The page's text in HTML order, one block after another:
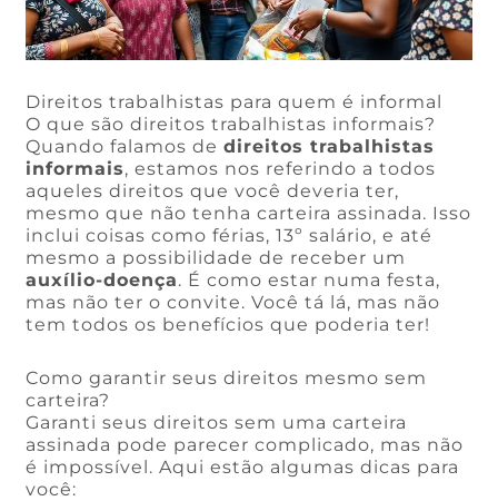
Direitos trabalhistas para quem é informal
O que são direitos trabalhistas informais?
Quando falamos dedireitos trabalhistas
informais, estamos nos referindo a todos
aqueles direitos que você deveria ter,
mesmo que não tenha carteira assinada. Isso
inclui coisas como férias, 13º salário, e até
mesmo a possibilidade de receber um
auxílio-doença. É como estar numa festa,
mas não ter o convite. Você tá lá, mas não
tem todos os benefícios que poderia ter!
Como garantir seus direitos mesmo sem
carteira?
Garanti seus direitos sem uma carteira
assinada pode parecer complicado, mas não
é impossível. Aqui estão algumas dicas para
você: